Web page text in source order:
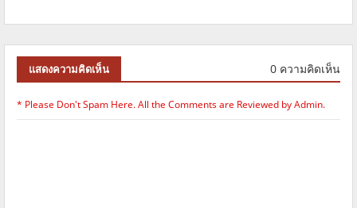
แสดงความคิดเห็น 0 ความคิดเห็น
* Please Don't Spam Here. All the Comments are Reviewed by Admin.